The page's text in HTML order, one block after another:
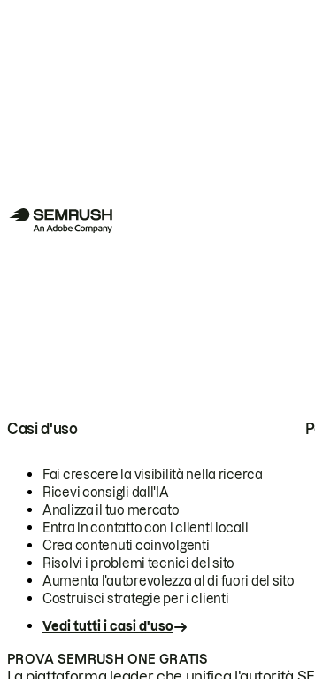
Casi d'uso
Fai crescere la visibilità nella ricerca
Ricevi consigli dall'IA
Analizza il tuo mercato
Entra in contatto con i clienti locali
Crea contenuti coinvolgenti
Risolvi i problemi tecnici del sito
Aumenta l'autorevolezza al di fuori del sito
Costruisci strategie per i clienti
Vedi tutti i casi d'uso
PROVA SEMRUSH ONE GRATIS
La piattaforma leader che unifica l'autorità